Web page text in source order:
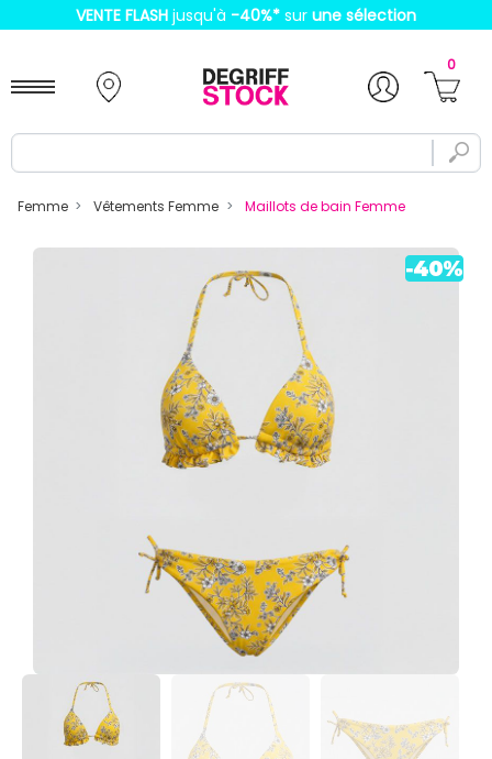
VENTE FLASH jusqu'à -40%* sur une sélection
0
Femme Vêtements Femme Maillots de bain Femme